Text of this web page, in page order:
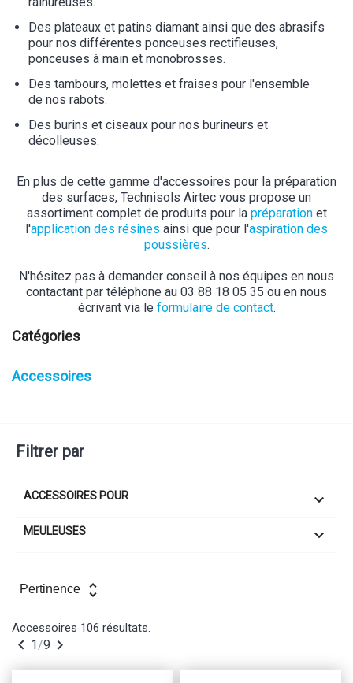
Des plateaux et patins diamant ainsi que des abrasifs
pour nos différentes ponceuses rectifieuses,
ponceuses à main et monobrosses.
Des tambours, molettes et fraises pour l'ensemble
de nos rabots.
Des burins et ciseaux pour nos burineurs et
décolleuses.
En plus de cette gamme d'accessoires pour la préparation
des surfaces, Technisols Airtec vous propose un
assortiment complet de produits pour la préparationet
l'application des résines ainsi que pour l'aspiration des
poussières.
N'hésitez pas à demander conseil à nos équipes en nous
contactant par téléphone au 03 88 18 05 35 ou en nous
écrivant via le formulaire de contact.
Catégories
Accessoires
Filtrer par
ACCESSOIRES POUR 
MEULEUSES 
Pertinence unfold_more
Accessoires 106 résultats.
 1/9 